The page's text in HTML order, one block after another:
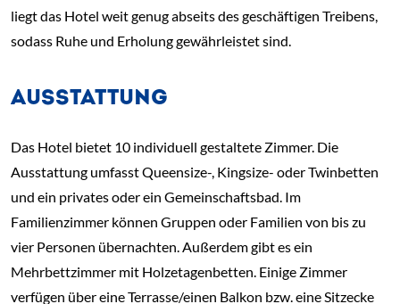
liegt das Hotel weit genug abseits des geschäftigen Treibens,
sodass Ruhe und Erholung gewährleistet sind.
AUSSTATTUNG
Das Hotel bietet 10 individuell gestaltete Zimmer. Die
Ausstattung umfasst Queensize-, Kingsize- oder Twinbetten
und ein privates oder ein Gemeinschaftsbad. Im
Familienzimmer können Gruppen oder Familien von bis zu
vier Personen übernachten. Außerdem gibt es ein
Mehrbettzimmer mit Holzetagenbetten. Einige Zimmer
verfügen über eine Terrasse/einen Balkon bzw. eine Sitzecke